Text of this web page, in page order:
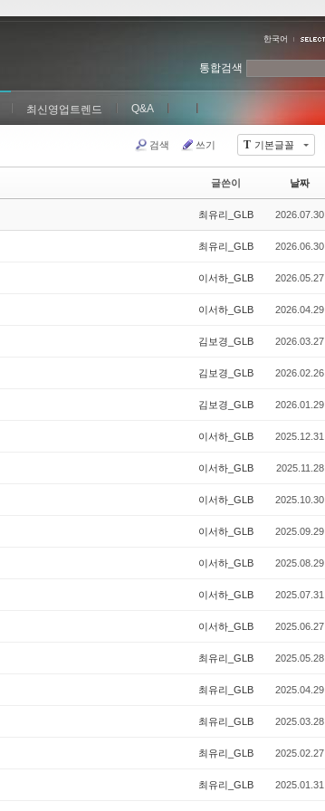
한국어
최신영업트렌드 Q&A
통합검색
T 기본글꼴
검색 쓰기
글쓴이 날짜
최유리_GLB 2026.07.30
최유리_GLB 2026.06.30
이서하_GLB 2026.05.27
이서하_GLB 2026.04.29
김보경_GLB 2026.03.27
김보경_GLB 2026.02.26
김보경_GLB 2026.01.29
이서하_GLB 2025.12.31
이서하_GLB 2025.11.28
이서하_GLB 2025.10.30
이서하_GLB 2025.09.29
이서하_GLB 2025.08.29
이서하_GLB 2025.07.31
이서하_GLB 2025.06.27
최유리_GLB 2025.05.28
최유리_GLB 2025.04.29
최유리_GLB 2025.03.28
최유리_GLB 2025.02.27
최유리_GLB 2025.01.31